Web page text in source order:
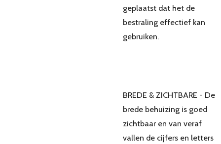
geplaatst dat het de
bestraling effectief kan
gebruiken.
BREDE & ZICHTBARE - De
brede behuizing is goed
zichtbaar en van veraf
vallen de cijfers en letters